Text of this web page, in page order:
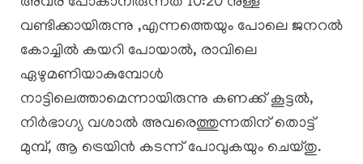
വണ്ടിക്കായിരുന്നു ,എന്നത്തെയും പോലെ ജനറൽ
കോച്ചിൽ കയറി പോയാൽ, രാവിലെ
ഏഴുമണിയാകുമ്പോൾ
നാട്ടിലെത്താമെന്നായിരുന്നു കണക്ക് കൂട്ടൽ,
നിർഭാഗ്യ വശാൽ അവരെത്തുന്നതിന് തൊട്ട്
മുമ്പ്, ആ ട്രെയിൻ കടന്ന് പോവുകയും ചെയ്തു.